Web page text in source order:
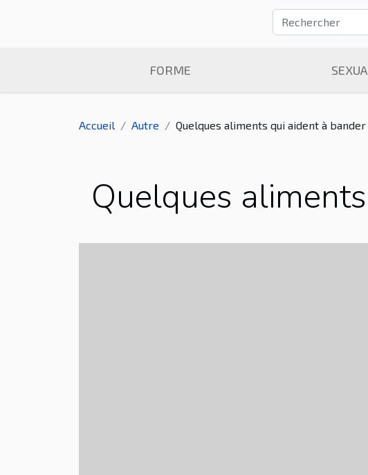
FORME
Accueil Autre Quelques aliments qui aident à
Quelques